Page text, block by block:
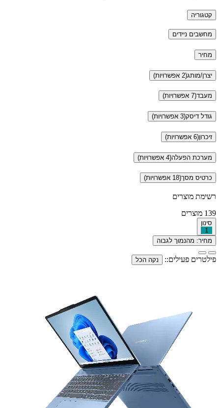
קטגוריה
מחשבים ניידים
מחיר
יצרן/מותג(2 אפשרויות)
מעבד(7 אפשרויות)
גודל דיסק(3 אפשרויות)
זיכרון(6 אפשרויות)
מערכת הפעלה(4 אפשרויות)
כרטיס מסך(18 אפשרויות)
רשימת מוצרים
139 מוצרים
סינון
1
מחיר: מהנמוך לגבוה
פילטרים פעילים:: נקה הכל